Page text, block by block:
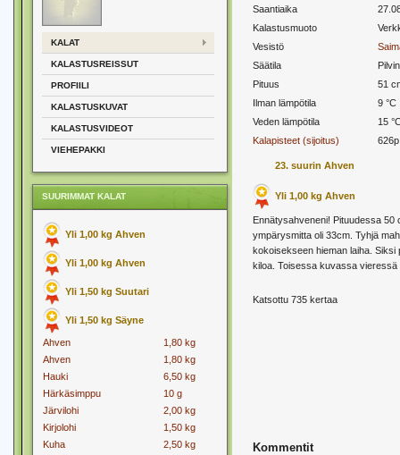
KALAT
KALASTUSREISSUT
PROFIILI
KALASTUSKUVAT
KALASTUSVIDEOT
VIEHEPAKKI
SUURIMMAT KALAT
Yli 1,00 kg Ahven
Yli 1,00 kg Ahven
Yli 1,50 kg Suutari
Yli 1,50 kg Säyne
Ahven
1,80 kg
Ahven
1,80 kg
Hauki
6,50 kg
Härkäsimppu
10 g
Järvilohi
2,00 kg
Kirjolohi
1,50 kg
Kuha
2,50 kg
Saantiaika
Kalastusmuoto
Vesistö
Säätila
Pituus
51
Ilman lämpötila
9 °C
Veden lämpötila
15
Kalapisteet (sijoitus)
23. suurin Ahven
Yli 1,00 kg Ahven
Ennätysahveneni! Pituudessa 50
ympärysmitta oli 33cm. Tyhjä
kokoisekseen hieman laiha. Siksi
kiloa. Toisessa kuvassa vieressä
Katsottu 735 kertaa
Kommentit